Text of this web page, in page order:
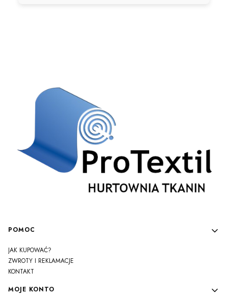
Linki w stopce
POMOC
JAK KUPOWAĆ?
ZWROTY I REKLAMACJE
KONTAKT
MOJE KONTO